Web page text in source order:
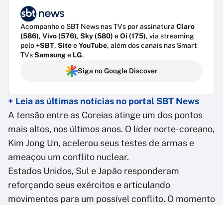
Acompanhe o SBT News nas TVs por assinatura Claro
(586), Vivo (576), Sky (580) eOi (175), via streaming
pelo+SBT, SiteeYouTube, além dos canais nas Smart
TVsSamsunge LG.
Siga no Google Discover
+ Leia as últimas notícias no portal SBT News
A tensão entre as Coreias atinge um dos pontos
mais altos, nos últimos anos. O líder norte-coreano,
Kim Jong Un, acelerou seus testes de armas e
ameaçou um conflito nuclear.
Estados Unidos, Sul e Japão responderam
reforçando seus exércitos e articulando
movimentos para um possível conflito. O momento